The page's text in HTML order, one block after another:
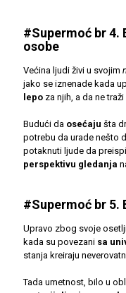
#Supermoć br 4.
osobe
Većina ljudi živi u svojim
jako se iznenade kada
lepo za njih, a da ne
Budući da osećaju šta
potrebu da urade nešto
potaknuti ljude da
perspektivu gledanja
#Supermoć br 5.
Upravo zbog svoje
kada su povezani sa
stanja kreiraju
Tada umetnost, bilo u